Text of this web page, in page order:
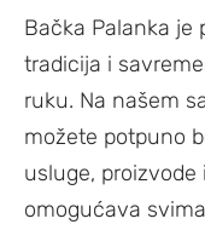
Bačka Palanka je
tradicija i
ruku. Na našem
možete potpuno
usluge, proizvode
omogućava